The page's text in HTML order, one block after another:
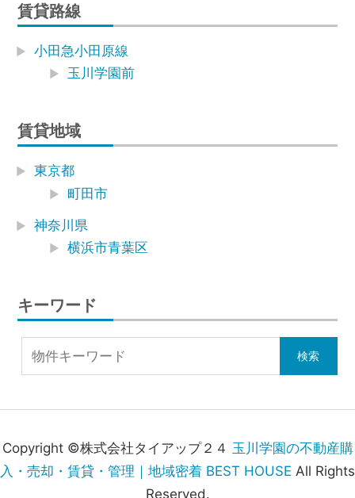
賃貸路線
小田急小田原線
玉川学園前
賃貸地域
東京都
町田市
神奈川県
横浜市青葉区
キーワード
Copyright ©株式会社タイアップ２４ 玉川学園の不動産購
入・売却・賃貸・管理｜地域密着 BEST HOUSE All Rights
Reserved.